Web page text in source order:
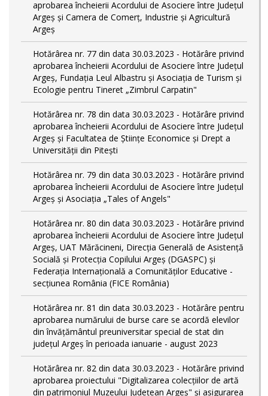
aprobarea încheierii Acordului de Asociere între Județul
Argeș și Camera de Comerț, Industrie și Agricultură
Argeș
Hotărârea nr. 77 din data 30.03.2023 - Hotărâre privind
aprobarea încheierii Acordului de Asociere între Județul
Argeș, Fundația Leul Albastru și Asociația de Turism și
Ecologie pentru Tineret „Zimbrul Carpatin"
Hotărârea nr. 78 din data 30.03.2023 - Hotărâre privind
aprobarea încheierii Acordului de Asociere între Județul
Argeș și Facultatea de Științe Economice și Drept a
Universității din Pitești
Hotărârea nr. 79 din data 30.03.2023 - Hotărâre privind
aprobarea încheierii Acordului de Asociere între Județul
Argeș și Asociația „Tales of Angels"
Hotărârea nr. 80 din data 30.03.2023 - Hotărâre privind
aprobarea încheierii Acordului de Asociere între Județul
Argeș, UAT Mărăcineni, Direcția Generală de Asistență
Socială și Protecția Copilului Argeș (DGASPC) și
Federația Internațională a Comunităților Educative -
secțiunea România (FICE România)
Hotărârea nr. 81 din data 30.03.2023 - Hotărâre pentru
aprobarea numărului de burse care se acordă elevilor
din învățământul preuniversitar special de stat din
județul Argeș în perioada ianuarie - august 2023
Hotărârea nr. 82 din data 30.03.2023 - Hotărâre privind
aprobarea proiectului "Digitalizarea colecțiilor de artă
din patrimoniul Muzeului Județean Argeș" și asigurarea